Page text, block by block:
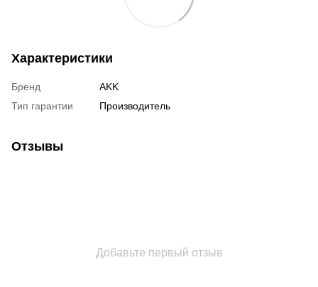
Характеристики
Бренд
AKK
Тип гарантии
Производитель
Отзывы
Добавьте первый отзыв